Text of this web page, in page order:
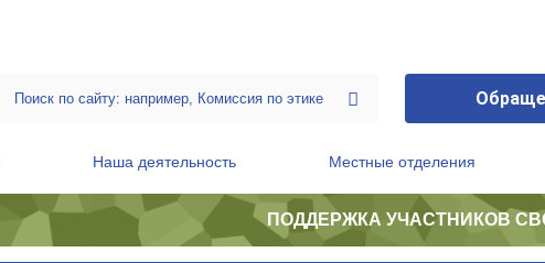
Наша деятельность Местные отделения
ПОДДЕРЖКА УЧАСТНИКОВ